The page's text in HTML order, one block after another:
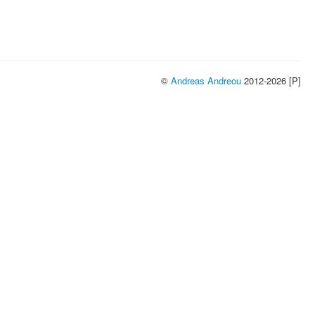
© Andreas Andreou 2012-2026 [P]